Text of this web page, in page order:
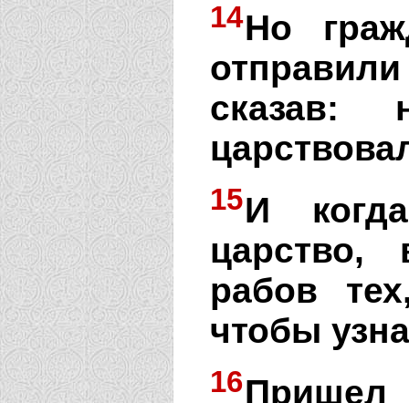
14Но
15И
царство,
рабов
чтобы
16